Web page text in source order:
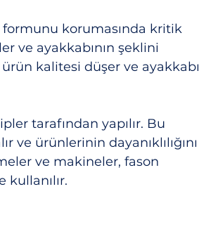
formunu korumasında kritik
ve ayakkabının şeklini
kalitesi düşer ve ayakkabı
tarafından yapılır. Bu
ürünlerinin dayanıklılığını
ve makineler, fason